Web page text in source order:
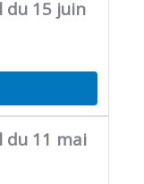
du 15 juin
du 11 mai